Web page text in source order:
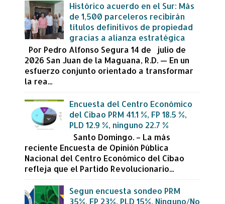
Histórico acuerdo en el Sur: Más
de 1,500 parceleros recibirán
títulos definitivos de propiedad
gracias a alianza estratégica
Por Pedro Alfonso Segura 14 de julio de
2026 San Juan de la Maguana, R.D. — En un
esfuerzo conjunto orientado a transformar
la rea...
Encuesta del Centro Económico
del Cibao PRM 41.1 %, FP 18.5 %,
PLD 12.9 %, ninguno 22.7 %
Santo Domingo. – La más
reciente Encuesta de Opinión Pública
Nacional del Centro Económico del Cibao
refleja que el Partido Revolucionario...
Segun encuesta sondeo PRM
35%, FP 23%, PLD 15%, Ninguno/No